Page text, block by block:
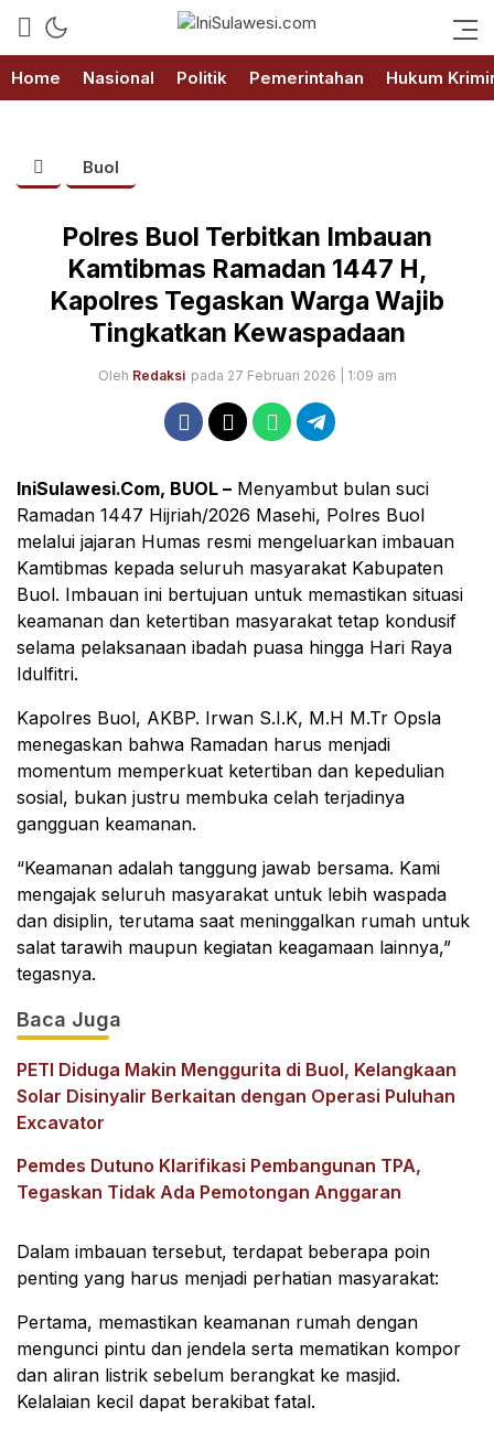
Home
Nasional Politik Pemerintahan Hukum
Buol
Polres Buol Terbitkan Imbauan
Kamtibmas Ramadan 1447 H,
Kapolres Tegaskan Warga Wajib
Tingkatkan Kewaspadaan
Oleh Redaksi pada 27 Februari 2026 | 1:09 am
IniSulawesi.Com, BUOL – Menyambut bulan suci
Ramadan 1447 Hijriah/2026 Masehi, Polres Buol
melalui jajaran Humas resmi mengeluarkan imbauan
Kamtibmas kepada seluruh masyarakat Kabupaten
Buol. Imbauan ini bertujuan untuk memastikan situasi
keamanan dan ketertiban masyarakat tetap kondusif
selama pelaksanaan ibadah puasa hingga Hari Raya
Idulfitri.
Kapolres Buol, AKBP. Irwan S.I.K, M.H M.Tr Opsla
menegaskan bahwa Ramadan harus menjadi
momentum memperkuat ketertiban dan kepedulian
sosial, bukan justru membuka celah terjadinya
gangguan keamanan.
“Keamanan adalah tanggung jawab bersama. Kami
mengajak seluruh masyarakat untuk lebih waspada
dan disiplin, terutama saat meninggalkan rumah untuk
salat tarawih maupun kegiatan keagamaan lainnya,”
tegasnya.
Baca Juga
PETI Diduga Makin Menggurita di Buol, Kelangkaan
Solar Disinyalir Berkaitan dengan Operasi Puluhan
Excavator
Pemdes Dutuno Klarifikasi Pembangunan TPA,
Tegaskan Tidak Ada Pemotongan Anggaran
Dalam imbauan tersebut, terdapat beberapa poin
penting yang harus menjadi perhatian masyarakat:
Pertama, memastikan keamanan rumah dengan
mengunci pintu dan jendela serta mematikan kompor
dan aliran listrik sebelum berangkat ke masjid.
Kelalaian kecil dapat berakibat fatal.